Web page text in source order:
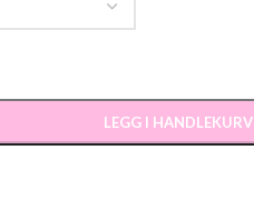
LEGG I HANDLEKURV